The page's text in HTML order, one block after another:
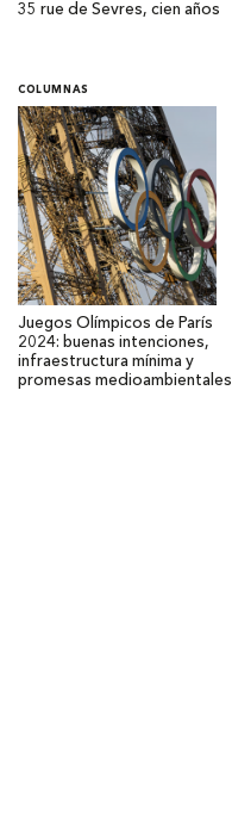
35 rue de Sevres, cien años
COLUMNAS
Juegos Olímpicos de París
2024: buenas intenciones,
infraestructura mínima y
promesas medioambientales